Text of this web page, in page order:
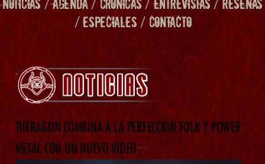
/ESPECIALES/ CONTACTO
THERAGON COMBINA A LA PERFECCIÓN FOLK Y POWER
METAL CON UN NUEVO VÍDEO